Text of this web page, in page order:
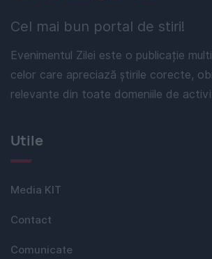
Cel mai bun portal de stiri!
Evenimentul Zilei este o publicație
celor care apreciază știrile corecte,
relevante din toate domeniile de
Utile
Media KIT
Contact
Comunicate